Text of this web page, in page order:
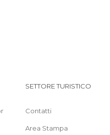
SETTORE TURISTICO
Contatti
Area Stampa